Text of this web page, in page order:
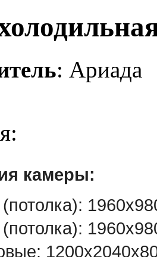
: Ариада
камеры: